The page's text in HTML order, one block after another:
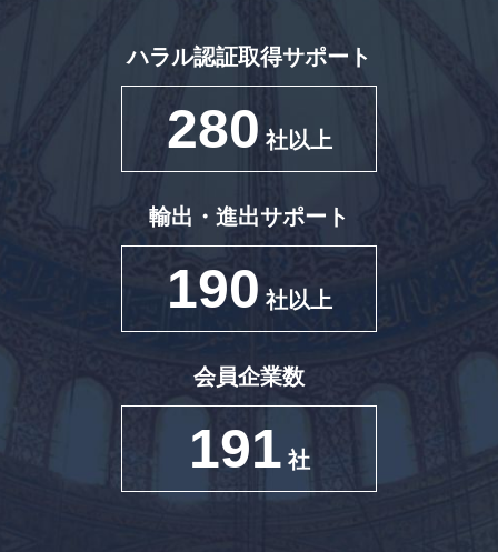
ハラル認証取得サポート
280 社以上
輸出・進出サポート
190 社以上
会員企業数
191 社